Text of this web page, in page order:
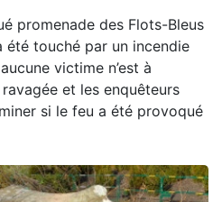
promenade des Flots-Bleus
été touché par un incendie
victime n’est à
et les enquêteurs
si le feu a été provoqué